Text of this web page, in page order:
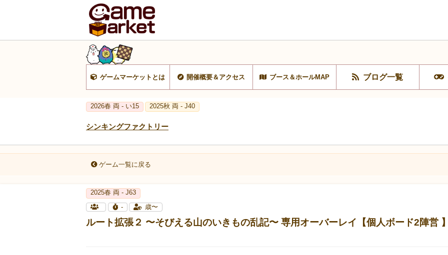
ゲームマーケットとは 開催概要＆アクセス ブース＆ホールMAP ブログ一覧
2026春 両 - い15 2025秋 両 - J40
シンキングファクトリー
ゲーム一覧に戻る
2025春 両 - J63
-
歳〜
ルート拡張２ 〜そびえる山のいきもの乱記〜 専用オーバーレイ【個人ボード2陣営 】